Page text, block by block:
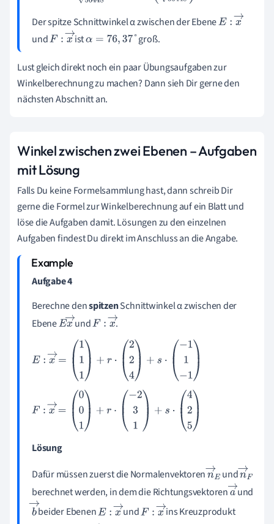
Der spitze Schnittwinkel α zwischen der EbeneE:x →
undF:x → istα= 76 ,37° groß.
Lust gleich direkt noch ein paar Übungsaufgaben zur
Winkelberechnung zu machen? Dann sieh Dir gerne den
nächsten Abschnitt an.
Winkel zwischen zwei Ebenen – Aufgaben
mit Lösung
Falls Du keine Formelsammlung hast, dann schreib Dir
gerne die Formel zur Winkelberechnung auf ein Blatt und
löse die Aufgaben damit. Lösungen zu den einzelnen
Aufgaben findest Du direkt im Anschluss an die Angabe.
Aufgabe 4
Berechne denspitzenSchnittwinkel α zwischen der
EbeneEx undF:x → .
E:x →=1 11 +r 22 4 +s· -11- 1
F:x →=001 +r -2 3 +s ·4 2
Lösung
Dafür müssen zuerst die Normalenvektorenn→
E
undn→
F
berechnet werden, in dem die Richtungsvektorena
→
und
bbeider EbenenE:x → undF:x → ins Kreuzprodukt